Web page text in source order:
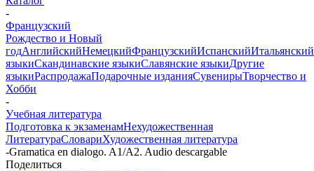
-
Французский
Рождество и Новый
годАнглийскийНемецкийФранцузскийИспанскийИтальянский
языкиСкандинавские языкиСлавянские языкиДругие
языкиРаспродажаПодарочные изданияСувенирыТворчество и
Хобби
-
Учебная литература
Подготовка к экзаменамНехудожественная
ЛитератураСловариХудожественная литература
-Gramatica en dialogo. A1/A2. Audio descargable
Поделиться